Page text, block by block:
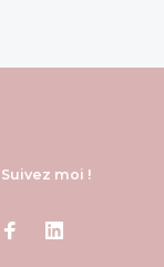
Suivez moi !